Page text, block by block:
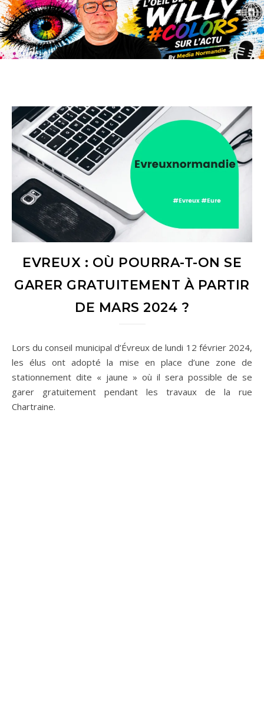
EVREUX : OÙ POURRA-T-ON SE
GARER GRATUITEMENT À PARTIR
DE MARS 2024 ?
Lors du conseil municipal d’Évreux de lundi 12 février 2024,
les élus ont adopté la mise en place d’une zone de
stationnement dite « jaune » où il sera possible de se
garer gratuitement pendant les travaux de la rue
Chartraine.